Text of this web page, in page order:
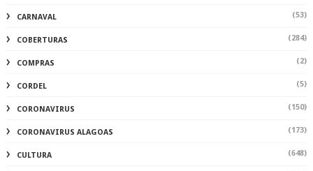
CARNAVAL (53)
COBERTURAS (284)
COMPRAS (2)
CORDEL (5)
CORONAVIRUS (150)
CORONAVIRUS ALAGOAS (173)
CULTURA (648)